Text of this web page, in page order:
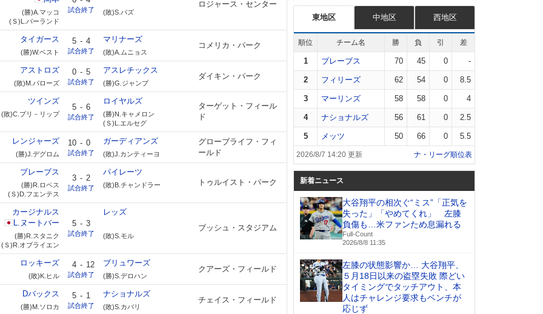
(勝)A.マッコ
(Ｓ)L.バーランド
試合終了 (敗)S.バズ
ロジャース・センター
タイガース
(勝)W.ベスト
5 - 4
試合終了
マリナーズ
(敗)A.ムニョス
コメリカ・パーク
アストロズ
(敗)M.バローズ
0 - 5
試合終了
アスレチックス
(勝)G.ジャンプ
ダイキン・パーク
ツインズ
(敗)C.プリ－リップ
5 - 6
試合終了
ロイヤルズ
(勝)N.キャメロン
(Ｓ)L.エルセグ
ターゲット・フィール
ド
レンジャーズ
(勝)J.デグロム
10 - 0
試合終了
ガーディアンズ
(敗)J.カンティーヨ
グローブライフ・フィ
ールド
ブレーブス
(勝)R.ロペス
(Ｓ)D.フエンテス
3 - 2
試合終了
パイレーツ
(敗)B.チャンドラー トゥルイスト・パーク
カージナルス
L.ヌートバー
(勝)R.スタニク
(Ｓ)R.オブライエン
5 - 3
試合終了
レッズ
(敗)S.モル
ブッシュ・スタジアム
ロッキーズ
(敗)K.ヒル
4 - 12
試合終了
ブリュワーズ
(勝)S.デロハン
クアーズ・フィールド
Dバックス
(勝)M.ソロカ
5 - 1
試合終了
ナショナルズ
(敗)S.カバリ
チェイス・フィールド
東地区 中地区 西地区
順位 チーム名 勝 負 引 差
1 ブレーブス 70 45 0 -
2 フィリーズ 62 54 0 8.5
3 マーリンズ 58 58 0 4
4 ナショナルズ 56 61 0 2.5
5 メッツ 50 66 0 5.5
2026/8/7 14:20 更新 ナ・リーグ順位表
新着ニュース
大谷翔平の相次ぐ“ミス”「正気を
失った」「やめてくれ」 左膝
負傷も…米ファンため息漏れる
Full-Count
2026/8/8 11:35
左膝の状態影響か… 大谷翔平、
５月18日以来の盗塁失敗 際どい
タイミングでタッチアウト、本
人はチャレンジ要求もベンチが
応じず